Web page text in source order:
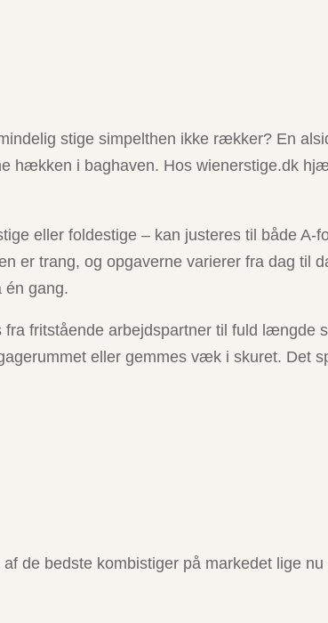
stige simpelthen ikke rækker? En
hækken i baghaven. Hos wienerstige.dk
eller foldestige – kan justeres til både
er trang, og opgaverne varierer fra dag til
gang.
fritstående arbejdspartner til fuld
eller gemmes væk i skuret. Det
de bedste kombistiger på markedet lige